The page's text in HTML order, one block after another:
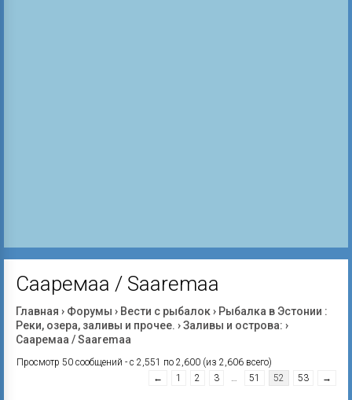
Сааремаа / Saaremaa
Главная › Форумы › Вести с рыбалок› Рыбалка в Эстонии :
Реки, озера, заливы и прочее. ›Заливы и острова: ›
Сааремаа / Saaremaa
Просмотр 50 сообщений - с 2,551 по 2,600 (из 2,606 всего)
←
1 2 3 … 51 52 53 →